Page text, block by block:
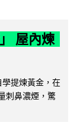
屋內煉
提煉黃金，在
刺鼻濃煙，驚